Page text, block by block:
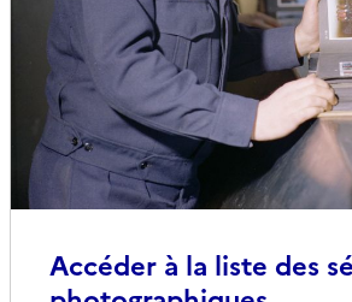
Accéder à la liste des